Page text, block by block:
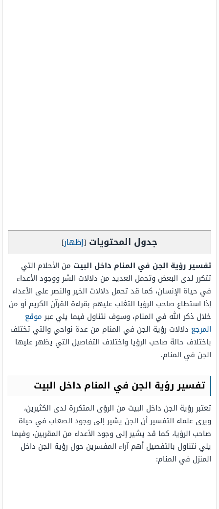
جدول المحتويات [إظهار]
تفسير رؤية الجن في المنام داخل البيت من الأحلام التي
تتكرر لدى البعض وتحمل العديد من دلالات الشر ووجود الأعداء
في حياة الإنسان، كما قد تحمل دلالات الخير والنصر على الأعداء
إذا استطاع صاحب الرؤيا التغلب عليهم بقراءة القرآن الكريم أو من
خلال ذكر الله في المنام، وسوف نتناول فيما يلي عبرموقع
المرجع دلالات رؤية الجن في المنام من عدة نواحي والتي تختلف
باختلاف حالة صاحب الرؤيا واختلاف التفاصيل التي يظهر عليها
الجن في المنام.
تفسير رؤية الجن في المنام داخل البيت
تعتبر رؤية الجن داخل البيت من الرؤى المتكررة لدى الكثيرين،
ويرى علماء التفسير أن الجن يشير إلى وجود الصعاب في حياة
صاحب الرؤيا، كما قد يشير إلى وجود الأعداء من المقربين، وفيما
يلي نتناول بالتفصيل أهم آراء المفسرين حول رؤية الجن داخل
المنزل في المنام: